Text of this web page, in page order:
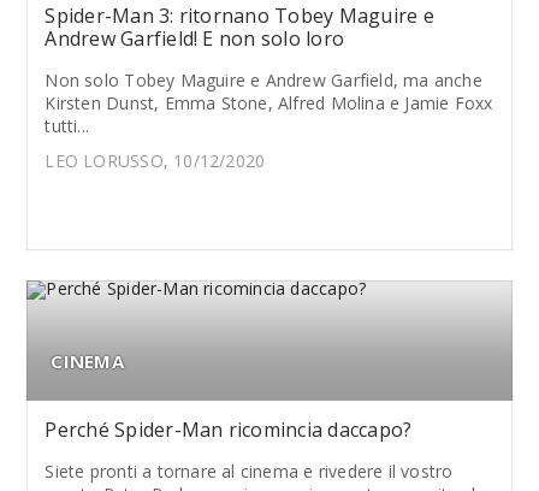
Spider-Man 3: ritornano Tobey Maguire e
Andrew Garfield! E non solo loro
Non solo Tobey Maguire e Andrew Garfield, ma anche
Kirsten Dunst, Emma Stone, Alfred Molina e Jamie Foxx
tutti...
LEO LORUSSO, 10/12/2020
CINEMA
Perché Spider-Man ricomincia daccapo?
Siete pronti a tornare al cinema e rivedere il vostro